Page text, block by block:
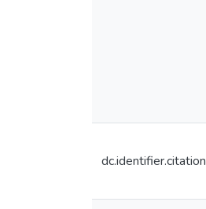
dc.identifier.citation